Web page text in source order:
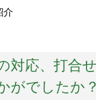
介
対応、打合
がでしたか？